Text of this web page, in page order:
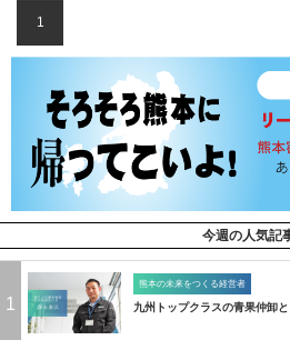
1
今週の人気記
1
熊本の未来をつくる経営者
九州トップクラスの青果仲卸